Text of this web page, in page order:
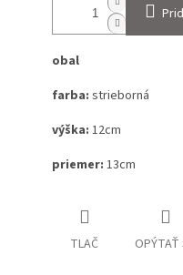
obal
farba: strieborná
výška: 12cm
priemer: 13cm
TLAČ OPÝTAŤ